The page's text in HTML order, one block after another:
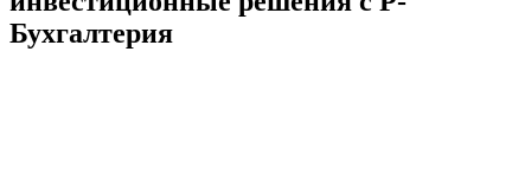
Бухгалтерия